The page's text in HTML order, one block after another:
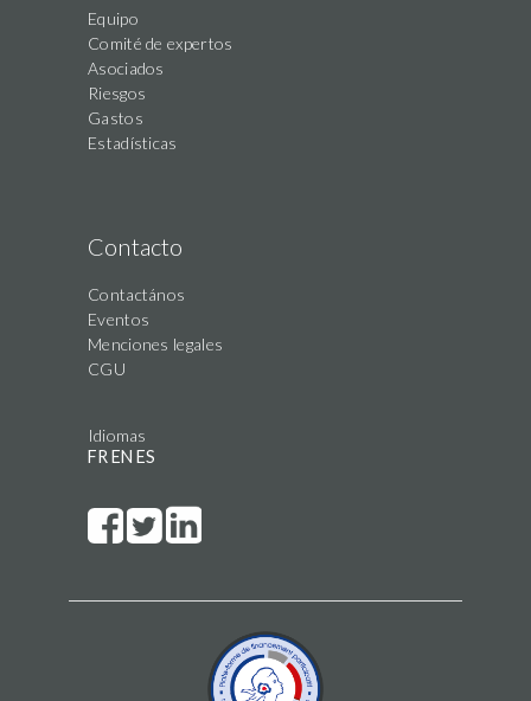
Equipo
Comité de expertos
Asociados
Riesgos
Gastos
Estadísticas
Contacto
Contactános
Eventos
Menciones legales
CGU
Idiomas
FR EN ES